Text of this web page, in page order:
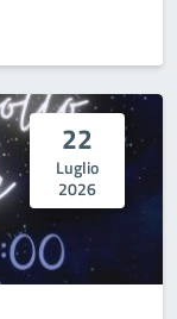
22
Luglio
2026